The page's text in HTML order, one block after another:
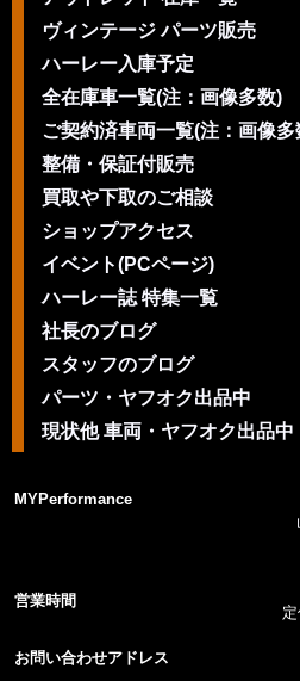
ヴィンテージ パーツ販売
ハーレー入庫予定
全在庫車一覧(注：画像多数)
ご契約済車両一覧(注：画像多
整備・保証付販売
買取や下取のご相談
ショップアクセス
イベント(PCページ)
ハーレー誌 特集一覧
社長のブログ
スタッフのブログ
パーツ・ヤフオク出品中
現状他 車両・ヤフオク出品中
MYPerformance
営業時間
お問い合わせアドレス